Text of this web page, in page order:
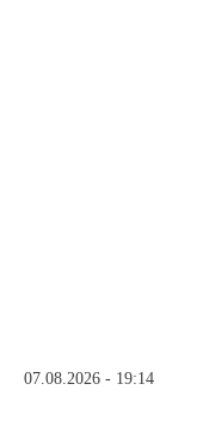
07.08.2026 - 19:14